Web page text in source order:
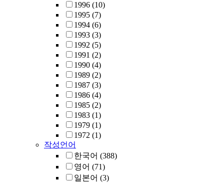
1996 (10)
1995 (7)
1994 (6)
1993 (3)
1992 (5)
1991 (2)
1990 (4)
1989 (2)
1987 (3)
1986 (4)
1985 (2)
1983 (1)
1979 (1)
1972 (1)
작성언어
한국어 (388)
영어 (71)
일본어 (3)